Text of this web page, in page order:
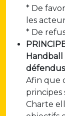
* De
les
* De
Afin que
principes
Charte